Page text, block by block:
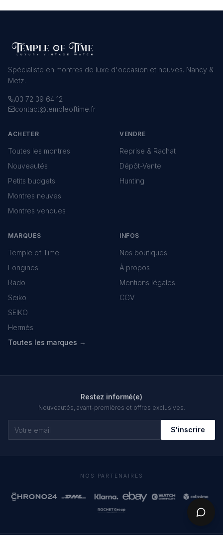
Spécialiste en montres de luxe d'occasion et neuves. Nancy &
Metz.
03 72 39 64 12
contact@templeoftime.fr
ACHETER
Toutes les montres
Nouveautés
Petits budgets
Montres neuves
Montres vendues
VENDRE
Reprise & Rachat
Dépôt-Vente
Hunting
MARQUES
Temple of Time
Longines
Rado
Seiko
SEIKO
Hermès
Toutes les marques →
INFOS
Nos boutiques
À propos
Mentions légales
CGV
Restez informé(e)
Nouveautés, avant-premières et offres exclusives.
S'inscrire
NOS PARTENAIRES